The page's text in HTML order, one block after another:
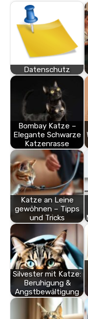
Datenschutz
Bombay Katze –
Elegante Schwarze
Katzenrasse
Katze an Leine
gewöhnen – Tipps
und Tricks
Silvester mit Katze:
Beruhigung &
Angstbewältigung